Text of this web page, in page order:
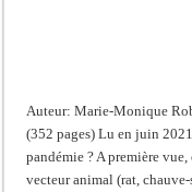
Auteur: Marie-Monique
(352 pages) Lu en juin
pandémie ? A première
vecteur animal (rat,